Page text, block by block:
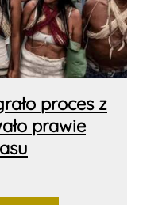
proces z
prawie